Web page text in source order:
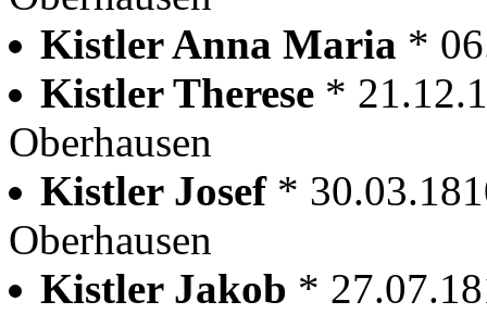
Kistler Anna Maria *
Kistler Therese *
Oberhausen
Kistler Josef *
Oberhausen
Kistler Jakob *